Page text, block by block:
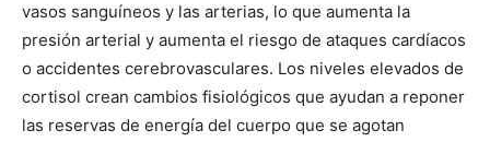
vasos sanguíneos y las arterias, lo que aumenta la
presión arterial y aumenta el riesgo de ataques cardíacos
o accidentes cerebrovasculares. Los niveles elevados de
cortisol crean cambios fisiológicos que ayudan a reponer
las reservas de energía del cuerpo que se agotan